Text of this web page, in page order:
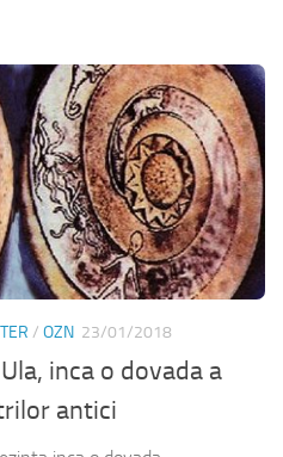
/ OZN 23/01/2018
inca o dovada a
antici